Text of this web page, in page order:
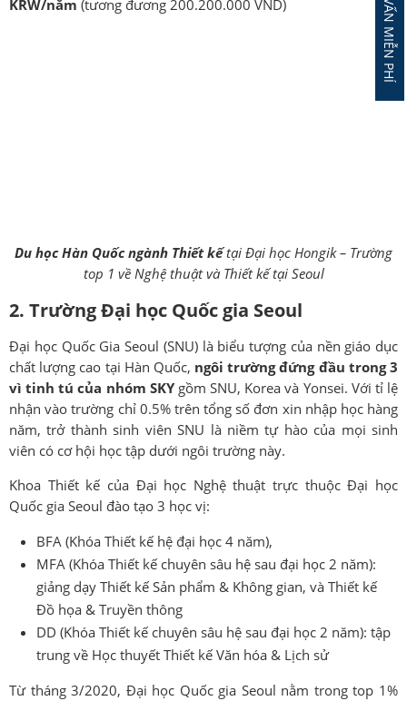
KRW/năm (tương đương 200.200.000 VND)
Du học Hàn Quốc ngành Thiết kếtại Đại học Hongik – Trường
top 1 về Nghệ thuật và Thiết kế tại Seoul
2. Trường Đại học Quốc gia Seoul
Đại học Quốc Gia Seoul (SNU) là biểu tượng của nền giáo dục
chất lượng cao tại Hàn Quốc, ngôi trường đứng đầu trong 3
vì tinh tú của nhóm SKYgồm SNU, Korea và Yonsei. Với tỉ lệ
nhận vào trường chỉ 0.5% trên tổng số đơn xin nhập học hàng
năm, trở thành sinh viên SNU là niềm tự hào của mọi sinh
viên có cơ hội học tập dưới ngôi trường này.
Khoa Thiết kế của Đại học Nghệ thuật trực thuộc Đại học
Quốc gia Seoul đào tạo 3 học vị:
BFA (Khóa Thiết kế hệ đại học 4 năm),
MFA (Khóa Thiết kế chuyên sâu hệ sau đại học 2 năm):
giảng dạy Thiết kế Sản phẩm & Không gian, và Thiết kế
Đồ họa & Truyền thông
DD (Khóa Thiết kế chuyên sâu hệ sau đại học 2 năm): tập
trung về Học thuyết Thiết kế Văn hóa & Lịch sử
Từ tháng 3/2020, Đại học Quốc gia Seoul nằm trong top 1%